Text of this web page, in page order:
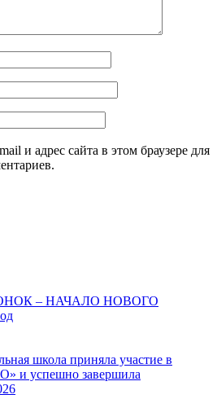
и адрес сайта в этом браузере для
– НАЧАЛО НОВОГО
школа приняла участие в
и успешно завершила